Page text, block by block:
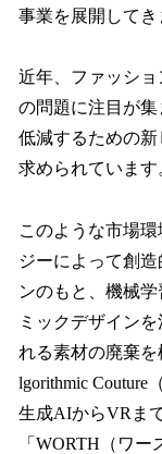
事業を展開してき
近年、ファッシ
の問題に注目が
低減するための
求められています
このような市場
ジーによって創
ンのもと、機械
ミックデザイン
れる素材の廃棄
lgorithmic
生成AIからVRま
「WORTH（ワ